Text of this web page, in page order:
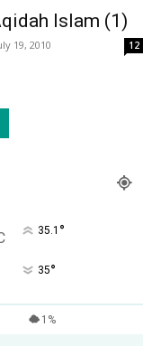
Islam (1)
19, 2010 12
35.1 °
35°
1%